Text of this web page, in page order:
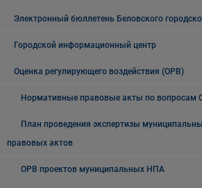
Электронный бюллетень Беловского
Городской информационный центр
Оценка регулирующего воздействия (ОРВ)
Нормативные правовые акты по вопросам
План проведения экспертизы
правовых актов
ОРВ проектов муниципальных НПА